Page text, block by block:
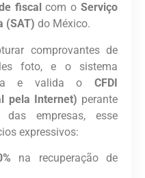
fiscalcom o Serviço
(SAT) do México.
comprovantes de
foto, e o sistema
e valida o CFDI
pela Internet) perante
empresas, esse
expressivos:
na recuperação de